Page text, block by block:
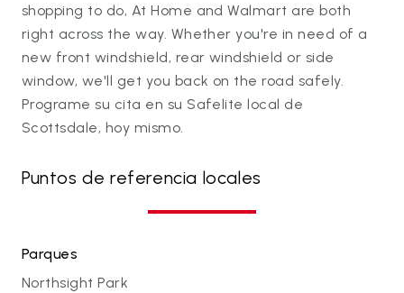
shopping to do, At Home and Walmart are both
right across the way. Whether you're in need of a
new front windshield, rear windshield or side
window, we'll get you back on the road safely.
Programe su cita en su Safelite local de
Scottsdale, hoy mismo.
Puntos de referencia locales
Parques
Northsight Park